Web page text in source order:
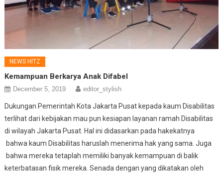
NEWS HITZ
Kemampuan Berkarya Anak Difabel
December 5, 2019 editor_stylish
Dukungan Pemerintah Kota Jakarta Pusat kepada kaum Disabilitas
terlihat dari kebijakan mau pun kesiapan layanan ramah Disabilitas
di wilayah Jakarta Pusat. Hal ini didasarkan pada hakekatnya
bahwa kaum Disabilitas haruslah menerima hak yang sama. Juga
bahwa mereka tetaplah memiliki banyak kemampuan di balik
keterbatasan fisik mereka. Senada dengan yang dikatakan oleh